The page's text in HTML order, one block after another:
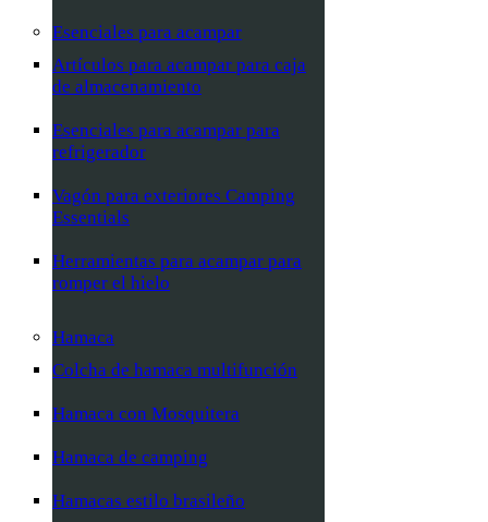
Esenciales para acampar
Artículos para acampar para caja
de almacenamiento
Esenciales para acampar para
refrigerador
Vagón para exteriores Camping
Essentials
Herramientas para acampar para
romper el hielo
Hamaca
Colcha de hamaca multifunción
Hamaca con Mosquitera
Hamaca de camping
Hamacas estilo brasileño